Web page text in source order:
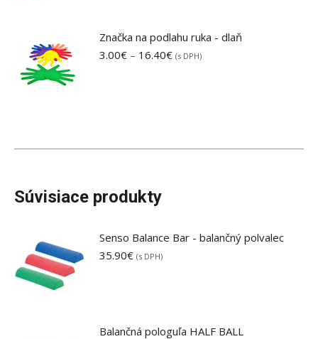
Značka na podlahu ruka - dlaň
3.00€ – 16.40€Price
(s DPH)
Súvisiace produkty
Senso Balance Bar - balančný polvalec
35.90€ (s DPH)
Balančná pologuľa HALF BALL